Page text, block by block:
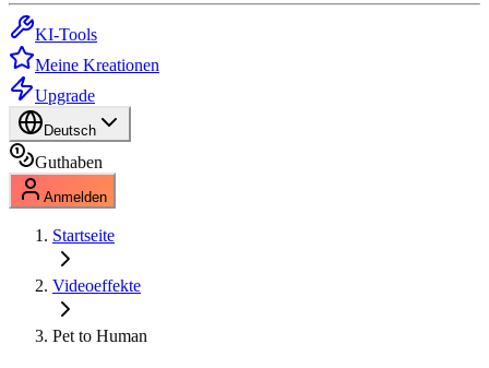
KI-Tools
Meine Kreationen
Upgrade
Deutsch
Guthaben
Anmelden
Startseite
Videoeffekte
Pet to Human